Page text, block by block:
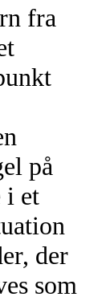
fra
på
i et
der
som